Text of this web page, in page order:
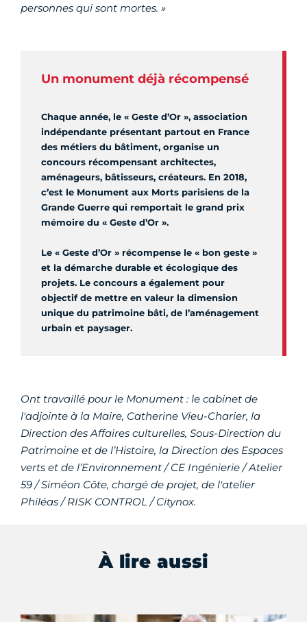
personnes qui sont mortes. »
Un monument déjà récompensé
Chaque année, le « Geste d’Or », association
indépendante présentant partout en France
des métiers du bâtiment, organise un
concours récompensant architectes,
aménageurs, bâtisseurs, créateurs. En 2018,
c’est le Monument aux Morts parisiens de la
Grande Guerre qui remportait le grand prix
mémoire du « Geste d’Or ».
Le « Geste d’Or » récompense le « bon geste »
et la démarche durable et écologique des
projets. Le concours a également pour
objectif de mettre en valeur la dimension
unique du patrimoine bâti, de l’aménagement
urbain et paysager.
Ont travaillé pour le Monument : le cabinet de
l'adjointe à la Maire, Catherine Vieu-Charier, la
Direction des Affaires culturelles, Sous-Direction du
Patrimoine et de l’Histoire, la Direction des Espaces
verts et de l’Environnement / CE Ingénierie / Atelier
59 / Siméon Côte, chargé de projet, de l'atelier
Philéas / RISK CONTROL / Citynox.
À lire aussi